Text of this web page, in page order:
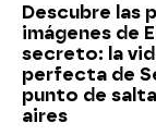
Descubre las
imágenes de El
secreto: la
perfecta de
punto de
aires